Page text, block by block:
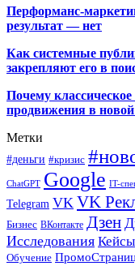
Перформанс-
результат — нет
Как системные
закрепляют его в
Почему
продвижения в новой
Метки
#деньги #кризис
ChatGPT Google IT-
Telegram VK VK
Бизнес ВКонтакте Дзен
Исследования Кейсы
Обучение